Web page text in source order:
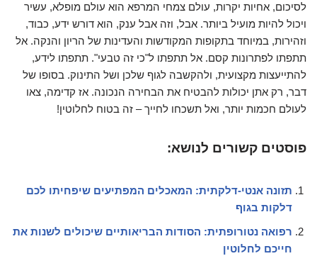
לסיכום, אחיות יקרות, עולם צמחי המרפא הוא עולם מופלא, עשיר
ויכול להיות מועיל ביותר. אבל, וזה אבל ענק, הוא דורש ידע, כבוד,
וזהירות, במיוחד בתקופות המקודשות והעדינות של הריון והנקה. אל
תתפתו לפתרונות קסם. אל תתפתו ל"כי זה טבעי". תתפתו לידע,
להתייעצות מקצועית, ולהקשבה לגוף שלכן ושל התינוק. בסופו של
דבר, רק אתן יכולות להבטיח את הבחירה הנכונה. אז קדימה, צאו
לעולם חכמות יותר, ואל תשכחו לחייך – זה בטוח לחלוטין!
פוסטים קשורים לנושא:
תזונה אנטי-דלקתית: המאכלים המפתיעים שיפחיתו לכם
דלקות בגוף
רפואה נטורופתית: הסודות הבריאותיים שיכולים לשנות את
חייכם לחלוטין